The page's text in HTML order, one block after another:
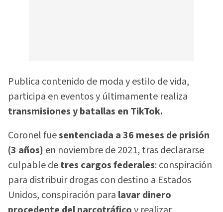
Publica contenido de moda y estilo de vida,
participa en eventos y últimamente realiza
transmisiones y batallas en TikTok.
Coronel fuesentenciada a 36 meses de prisión
(3 años) en noviembre de 2021, tras declararse
culpable detres cargos federales: conspiración
para distribuir drogas con destino a Estados
Unidos, conspiración para lavar dinero